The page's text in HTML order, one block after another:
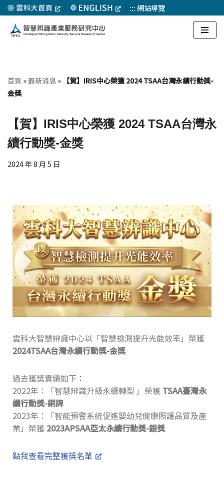
Skip
to
｜ ｜ :::網站導覽
首頁 »最新消息 » 【賀】IRIS中心榮獲 2024 TSAA台灣永續行動獎-
金獎
【賀】IRIS中心榮獲 2024 TSAA台灣永
續行動獎-金獎
2024 年 8 月 5 日
雲科大智慧辨識中心以「智慧檢測提升光能效率」榮獲
2024TSAA台灣永續行動獎-金獎
過去獲獎實績如下：
2022年：「智慧辨識升級永續轉型 」榮獲 TSAA臺灣永
續行動獎-銅牌
2023年：「智能預警系統促進嬰幼兒健康照護品質及產
業」榮獲 2023APSAA亞太永續行動獎-銀獎
點我查看完整獲獎名單